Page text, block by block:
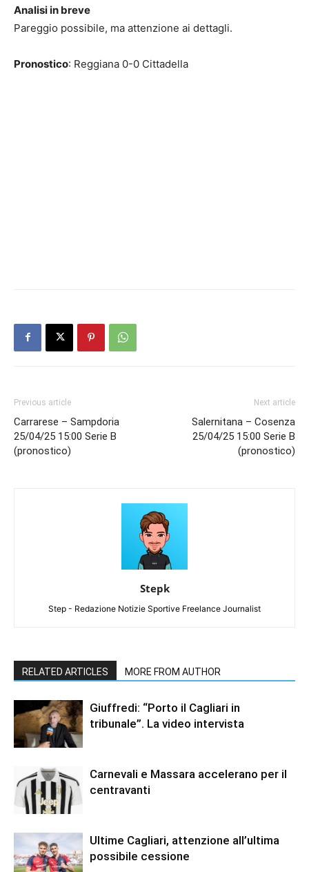
Analisi in breve
Pareggio possibile, ma attenzione ai dettagli.
Pronostico: Reggiana 0-0 Cittadella
Previous article
Carrarese – Sampdoria
25/04/25 15:00 Serie B
(pronostico)
Next article
Salernitana – Cosenza
25/04/25 15:00 Serie B
(pronostico)
Stepk
Step - Redazione Notizie Sportive Freelance Journalist
RELATED ARTICLES MORE FROM AUTHOR
Giuffredi: “Porto il Cagliari in
tribunale”. La video intervista
Carnevali e Massara accelerano per il
centravanti
Ultime Cagliari, attenzione all’ultima
possibile cessione